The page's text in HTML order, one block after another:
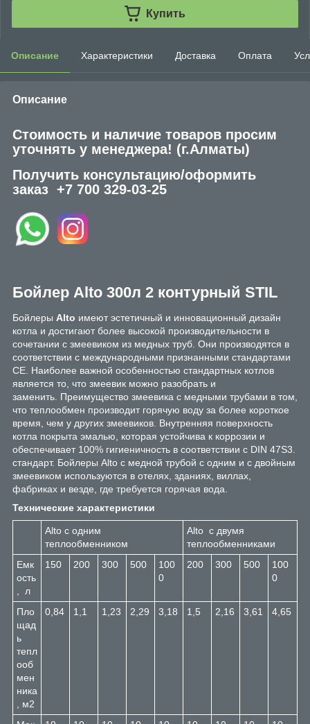
Купить
Описание Характеристики Доставка Оплата
Описание
Стоимость и наличие товаров просим
уточнять у менеджера! (г.Алматы)
Получить консультацию/оформить
заказ +7 700 329-03-25
Бойлер Alto 300л 2 контурный STIL
Бойлеры Alto имеют эстетичный и инновационный дизайн
котла и достигают более высокой производительности в
сочетании с змеевиком из медных труб. Они производятся в
соответствии с международными признанными стандартами
CE. Наиболее важной особенностью стандартных котлов
является то, что змеевик можно разобрать и
заменить. Преимущество змеевика с медными трубами в том,
что теплообмен производит горячую воду за более короткое
время, чем у других змеевиков. Внутренняя поверхность
котла покрыта эмалью, которая устойчива к коррозии и
обеспечивает 100% гигиеничность в соответствии с DIN 47S3.
стандарт. Бойлеры Alto с медной трубой с одним и с двойным
змеевиком используются в отелях, зданиях, виллах,
фабриках и везде, где требуется горячая вода.
Технические характеристики
Alto с одним
теплообменником
Alto с двумя
теплообменниками
Емк
ость
, л
150 200 300 500
100
0
200 300 500
100
0
Пло
щад
ь
тепл
ооб
мен
ника
, м2
0,84 1,1 1,23 2,29 3,18 1,5 2,16 3,61 4,65